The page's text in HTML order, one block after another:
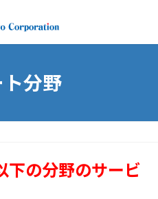
分野
下の分野のサービ